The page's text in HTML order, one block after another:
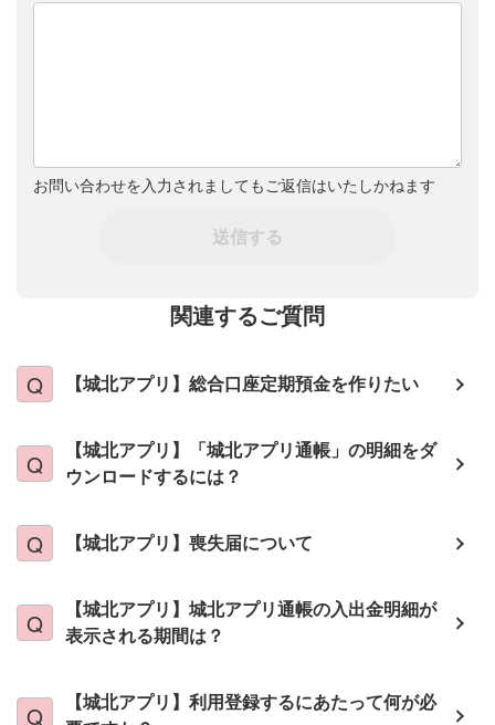
お問い合わせを入力されましてもご返信はいたしかねます
送信する
関連するご質問
【城北アプリ】総合口座定期預金を作りたい
【城北アプリ】「城北アプリ通帳」の明細をダ
ウンロードするには？
【城北アプリ】喪失届について
【城北アプリ】城北アプリ通帳の入出金明細が
表示される期間は？
【城北アプリ】利用登録するにあたって何が必